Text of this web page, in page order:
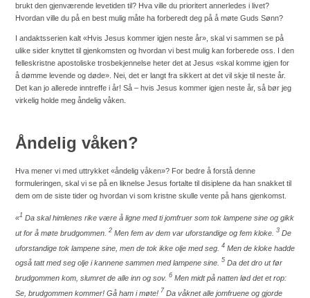
brukt den gjenværende levetiden til? Hva ville du prioritert annerledes i livet?
Hvordan ville du på en best mulig måte ha forberedt deg på å møte Guds Sønn?
I andaktsserien kalt «Hvis Jesus kommer igjen neste år», skal vi sammen se på
ulike sider knyttet til gjenkomsten og hvordan vi best mulig kan forberede oss. I den
felleskristne apostoliske trosbekjennelse heter det at Jesus «skal komme igjen for
å dømme levende og døde». Nei, det er langt fra sikkert at det vil skje til neste år.
Det kan jo allerede inntreffe i år! Så – hvis Jesus kommer igjen neste år, så bør jeg
virkelig holde meg åndelig våken.
Åndelig våken?
Hva mener vi med uttrykket «åndelig våken»? For bedre å forstå denne
formuleringen, skal vi se på en liknelse Jesus fortalte til disiplene da han snakket til
dem om de siste tider og hvordan vi som kristne skulle vente på hans gjenkomst.
«1 Da skal himlenes rike være å ligne med ti jomfruer som tok lampene sine og gikk
ut for å møte brudgommen. 2 Men fem av dem var uforstandige og fem kloke. 3 De
uforstandige tok lampene sine, men de tok ikke olje med seg. 4 Men de kloke hadde
også tatt med seg olje i kannene sammen med lampene sine. 5 Da det dro ut før
brudgommen kom, slumret de alle inn og sov. 6 Men midt på natten lød det et rop:
Se, brudgommen kommer! Gå ham i møte! 7 Da våknet alle jomfruene og gjorde